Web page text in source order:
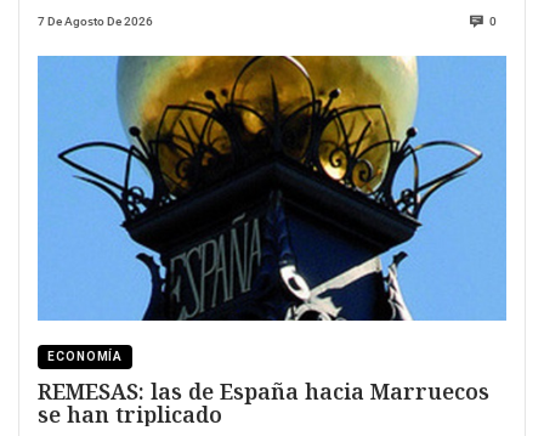
7 De Agosto De 2026 0
ECONOMÍA
REMESAS: las de España hacia Marruecos
se han triplicado